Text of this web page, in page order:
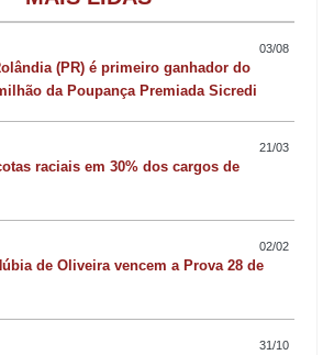
03/08
(PR) é primeiro ganhador do
da Poupança Premiada Sicredi
21/03
raciais em 30% dos cargos de
02/02
de Oliveira vencem a Prova 28 de
31/10